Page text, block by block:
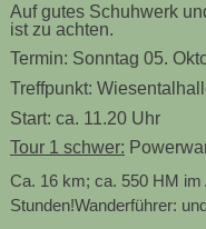
Auf gutes Schuhwerk
ist zu achten.
Termin: Sonntag 05.
Treffpunkt:
Start: ca. 11.20 Uhr
Tour 1 schwer:
Ca. 16 km; ca. 550HM im
Stunden!Wanderführer: